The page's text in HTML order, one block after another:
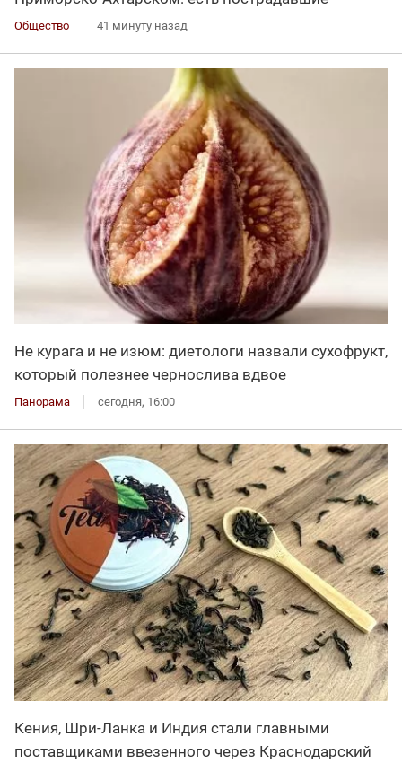
Общество 41 минуту назад
Не курага и не изюм: диетологи назвали сухофрукт,
который полезнее чернослива вдвое
Панорама сегодня, 16:00
Кения, Шри-Ланка и Индия стали главными
поставщиками ввезенного через Краснодарский